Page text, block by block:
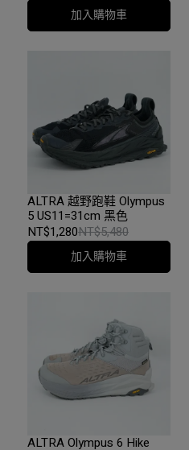
加入購物車
ALTRA 越野跑鞋 Olympus
5 US11=31cm 黑色
NT$1,280NT$5,480
加入購物車
ALTRA Olympus 6 Hike